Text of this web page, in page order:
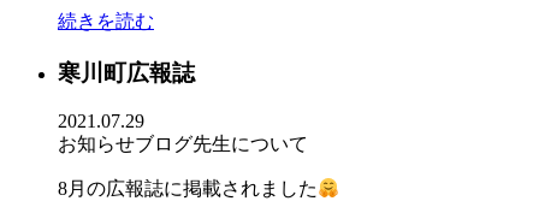
続きを読む
寒川町広報誌
2021.07.29
お知らせブログ先生について
8月の広報誌に掲載されました